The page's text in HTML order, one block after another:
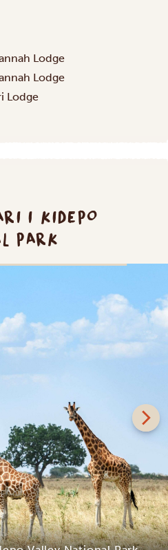
Lodge
Lodge
Lodge
I KIDEPO
PARK
Kidepo Valley National Park
från ett helt annat
stiger börjar ditt äventyr